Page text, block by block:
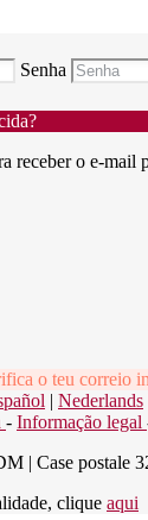
Senha
receber o e-mail
o teu correio
| Nederlands
- Informação legal
| Case postale
clique aqui